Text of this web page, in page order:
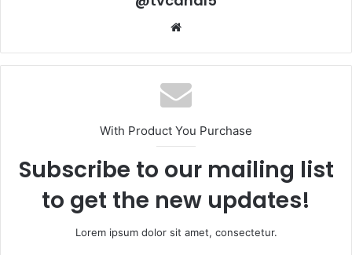
With Product You Purchase
Subscribe to our mailing list
to get the new updates!
Lorem ipsum dolor sit amet, consectetur.